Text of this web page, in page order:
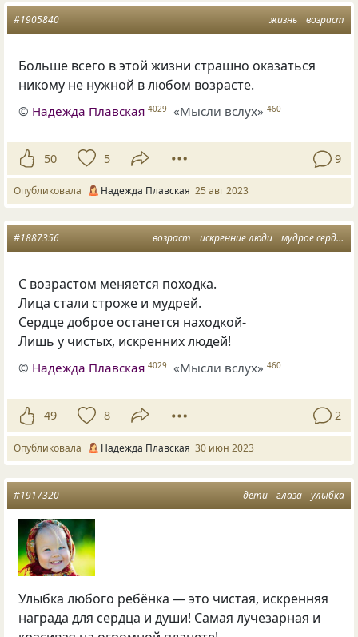
жизнь возраст
#1905840
Больше всего в этой жизни страшно оказаться
никому не нужной в любом возрасте.
© Надежда Плавская 4029 «Мысли вслух» 460
50 5 9
Опубликовала Надежда Плавская 25 авг 2023
возраст искренние люди мудрое сердце
#1887356
С возрастом меняется походка.
Лица стали строже и мудрей.
Сердце доброе останется находкой-
Лишь у чистых, искренних людей!
© Надежда Плавская 4029 «Мысли вслух» 460
49 8 2
Опубликовала Надежда Плавская 30 июн 2023
дети глаза улыбка
#1917320
Улыбка любого ребёнка — это чистая, искренняя
награда для сердца и души! Самая лучезарная и